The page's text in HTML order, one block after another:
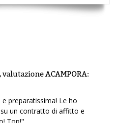
valutazioneACAMPORA:
preparatissima! Le ho
un contratto di affitto e